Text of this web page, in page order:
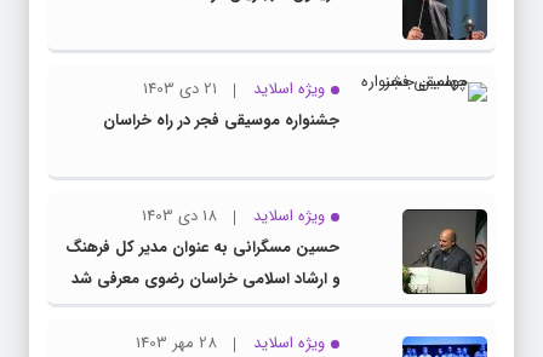
ویژه اسلاید
21 دی 1403
جشنواره موسیقی فجر در راه خراسان
ویژه اسلاید
18 دی 1403
حسین مسگرانی به عنوان مدیر کل فرهنگ
و ارشاد اسلامی خراسان رضوی معرفی شد
ویژه اسلاید
28 مهر 1403